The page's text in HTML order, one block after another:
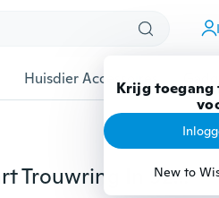
Krijg toegang
New to
Huisdier Accessoires
Mode-sieraden Zwarte Saffier Edelstenen Hart Trouwring In 925 Sterling Zilver Maat 6 7 8 9 10